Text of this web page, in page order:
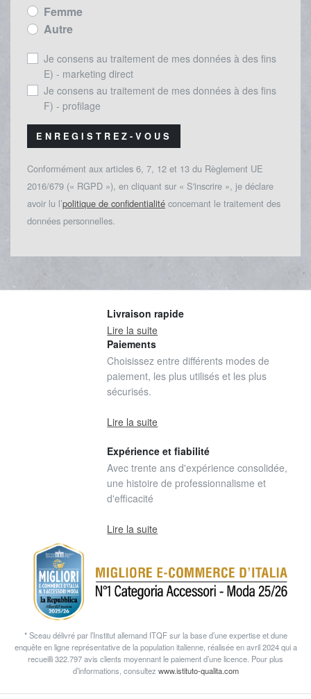
Femme
Autre
Je consens au traitement de mes données à des fins
E) - marketing direct
Je consens au traitement de mes données à des fins
F) - profilage
ENREGISTREZ-VOUS
Conformément aux articles 6, 7, 12 et 13 du Règlement UE
2016/679 (« RGPD »), en cliquant sur « S'inscrire », je déclare
avoir lu l’politique de confidentialité concernant le traitement des
données personnelles.
Livraison rapide
Lire la suite
Paiements
Choisissez entre différents modes de
paiement, les plus utilisés et les plus
sécurisés.
Lire la suite
Expérience et fiabilité
Avec trente ans d'expérience consolidée,
une histoire de professionnalisme et
d'efficacité
Lire la suite
* Sceau délivré par l’Institut allemand ITQF sur la base d’une expertise et dune
enquête en ligne représentative de la population italienne, réalisée en avril 2024 qui a
recueilli 322.797 avis clients moyennant le paiement d’une licence. Pour plus
d’informations, consultez www.istituto-qualita.com